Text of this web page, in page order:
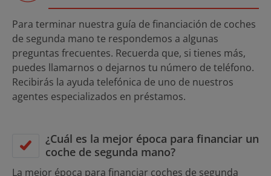
Para terminar nuestra guía de financiación de coches
de segunda mano te respondemos a algunas
preguntas frecuentes. Recuerda que, si tienes más,
puedes llamarnos o dejarnos tu número de teléfono.
Recibirás la ayuda telefónica de uno de nuestros
agentes especializados en préstamos.
¿Cuál es la mejor época para financiar un
coche de segunda mano?
La mejor época para financiar coches de segunda